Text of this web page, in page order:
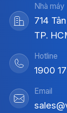
Nhà máy
714
TP.
Hotline
1900
Email